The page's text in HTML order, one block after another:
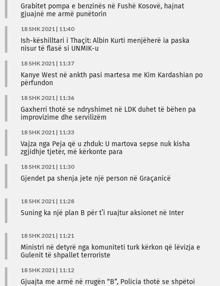
Grabitet pompa e benzinës në Fushë Kosovë, hajnat
gjuajnë me armë punëtorin
18 SHK 2021 | 11:40
Ish-këshilltari i Thaçit: Albin Kurti menjëherë ia paska
nisur të flasë si UNMIK-u
18 SHK 2021 | 11:37
Kanye West në ankth pasi martesa me Kim Kardashian po
përfundon
18 SHK 2021 | 11:36
Gaxherri thotë se ndryshimet në LDK duhet të bëhen pa
improvizime dhe servilizëm
18 SHK 2021 | 11:33
Vajza nga Peja që u zhduk: U martova sepse nuk kisha
zgjidhje tjetër, më kërkonte para
18 SHK 2021 | 11:30
Gjendet pa shenja jete një person në Graçanicë
18 SHK 2021 | 11:28
Suning ka një plan B për t’i ruajtur aksionet në Inter
18 SHK 2021 | 11:21
Ministri në detyrë nga komuniteti turk kërkon që lëvizja e
Gulenit të shpallet terroriste
18 SHK 2021 | 11:12
Gjuajta me armë në rrugën “B”, Policia thotë se shpëtoi